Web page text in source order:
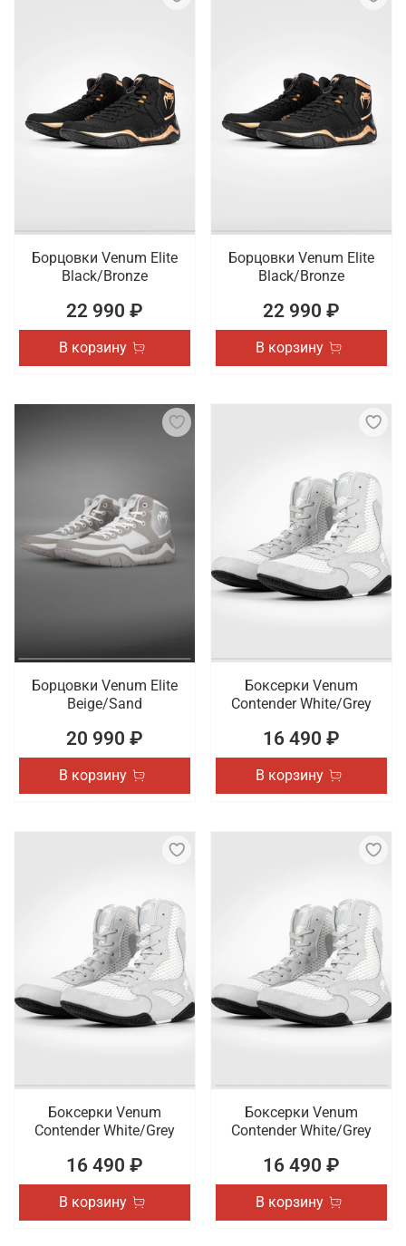
Борцовки Venum Elite
Black/Bronze
22 990 ₽
В корзину
Борцовки Venum Elite
Black/Bronze
22 990 ₽
В корзину
Борцовки Venum Elite
Beige/Sand
20 990 ₽
В корзину
Боксерки Venum
Contender White/Grey
16 490 ₽
В корзину
Боксерки Venum
Contender White/Grey
16 490 ₽
В корзину
Боксерки Venum
Contender White/Grey
16 490 ₽
В корзину